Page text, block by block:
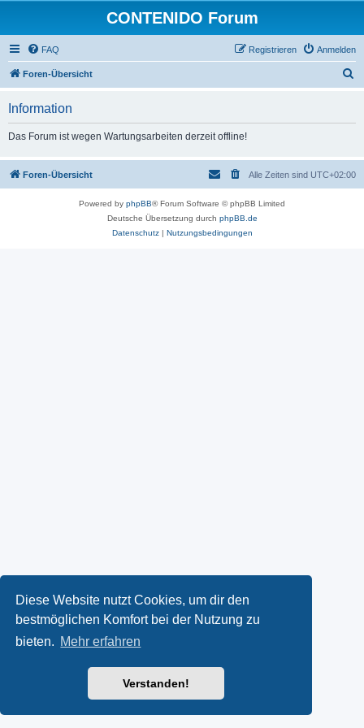
Diese Website nutzt Cookies, um dir den
bestmöglichen Komfort bei der Nutzung zu
bieten. Mehr erfahren
Verstanden!
CONTENIDO Forum
FAQ Anmelden
Registrieren
Foren-Übersicht
Information
Das Forum ist wegen Wartungsarbeiten derzeit offline!
Foren-Übersicht Alle Zeiten sind UTC+02:00
Powered by phpBB® Forum Software © phpBB Limited
Deutsche Übersetzung durch phpBB.de
Datenschutz| Nutzungsbedingungen